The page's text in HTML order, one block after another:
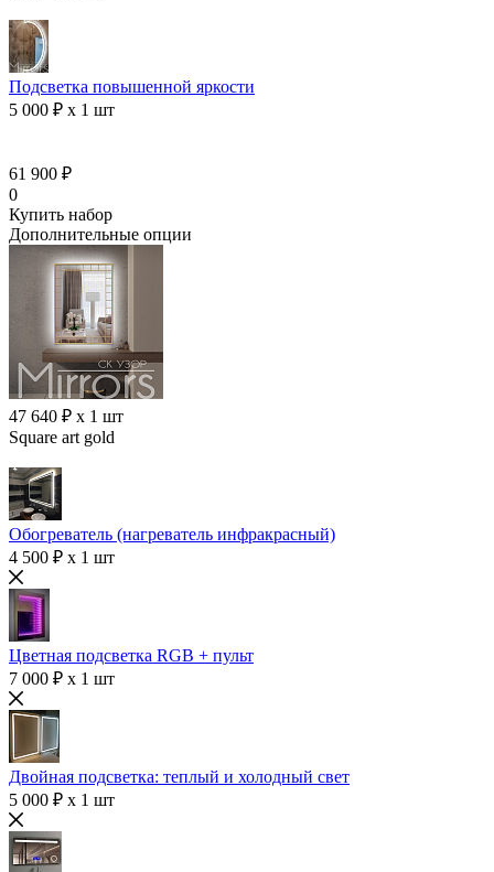
Подсветка повышенной яркости
5 000 ₽ x 1 шт
61 900 ₽
0
Купить набор
Дополнительные опции
47 640 ₽ x 1 шт
Square art gold
Обогреватель (нагреватель инфракрасный)
4 500 ₽ x 1 шт
Цветная подсветка RGB + пульт
7 000 ₽ x 1 шт
Двойная подсветка: теплый и холодный свет
5 000 ₽ x 1 шт